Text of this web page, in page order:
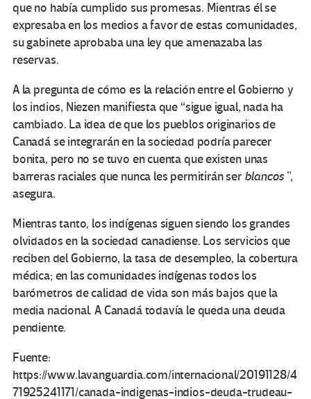
que no había cumplido sus promesas. Mientras él se
expresaba en los medios a favor de estas comunidades,
su gabinete aprobaba una ley que amenazaba las
reservas.
A la pregunta de cómo es la relación entre el Gobierno y
los indios, Niezen manifiesta que “sigue igual, nada ha
cambiado. La idea de que los pueblos originarios de
Canadá se integrarán en la sociedad podría parecer
bonita, pero no se tuvo en cuenta que existen unas
barreras raciales que nunca les permitirán serblancos ”,
asegura.
Mientras tanto, los indígenas siguen siendo los grandes
olvidados en la sociedad canadiense. Los servicios que
reciben del Gobierno, la tasa de desempleo, la cobertura
médica; en las comunidades indígenas todos los
barómetros de calidad de vida son más bajos que la
media nacional. A Canadá todavía le queda una deuda
pendiente.
Fuente:
https://www.lavanguardia.com/internacional/20191128/4
71925241171/canada-indigenas-indios-deuda-trudeau-